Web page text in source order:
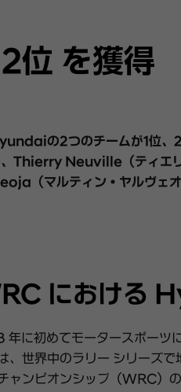
位 を獲得
の2つのチームが1位、2
中、Thierry Neuville（テ
マルティン・ヤルヴェオ
における
年に初めてモータースポーツ
、世界中のラリー シリーズ
ャンピオンシップ（WRC）